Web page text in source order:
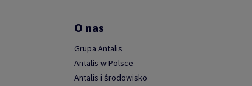
O nas
Grupa Antalis
Antalis w Polsce
Antalis i środowisko